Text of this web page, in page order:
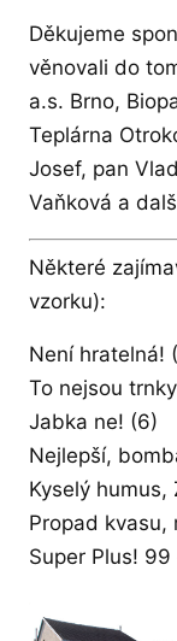
Děkujeme
věnovali do
a.s. Brno,
Teplárna
Josef, pan
Vaňková a
Některé
vzorku):
Není hratelná!
To nejsou
Jabka ne! (6)
Nejlepší,
Kyselý
Propad kvasu,
Super Plus!